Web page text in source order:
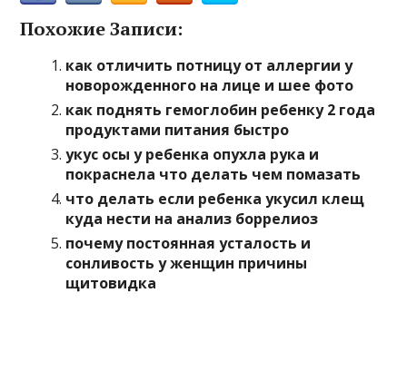
Похожие Записи:
как отличить потницу от аллергии у
новорожденного на лице и шее фото
как поднять гемоглобин ребенку 2 года
продуктами питания быстро
укус осы у ребенка опухла рука и
покраснела что делать чем помазать
что делать если ребенка укусил клещ
куда нести на анализ боррелиоз
почему постоянная усталость и
сонливость у женщин причины
щитовидка